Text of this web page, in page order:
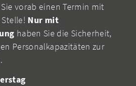
vorab einen Termin mit
Nur mit
haben Sie die Sicherheit,
Personalkapazitäten zur